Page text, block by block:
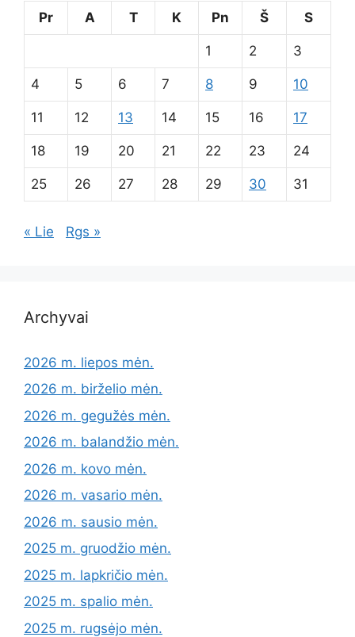
Pr
A T K Pn Š S
1 2 3
4 5 6 7 8 9 10
11 12 13 14 15 16 17
18 19 20 21 22 23 24
25 26 27 28 29 30 31
« Lie Rgs »
Archyvai
2026 m. liepos mėn.
2026 m. birželio mėn.
2026 m. gegužės mėn.
2026 m. balandžio mėn.
2026 m. kovo mėn.
2026 m. vasario mėn.
2026 m. sausio mėn.
2025 m. gruodžio mėn.
2025 m. lapkričio mėn.
2025 m. spalio mėn.
2025 m. rugsėjo mėn.